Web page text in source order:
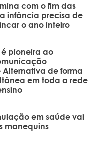
com o fim das
infância precisa de
o ano inteiro
é pioneira ao
de forma
em toda a rede
em saúde vai
manequins